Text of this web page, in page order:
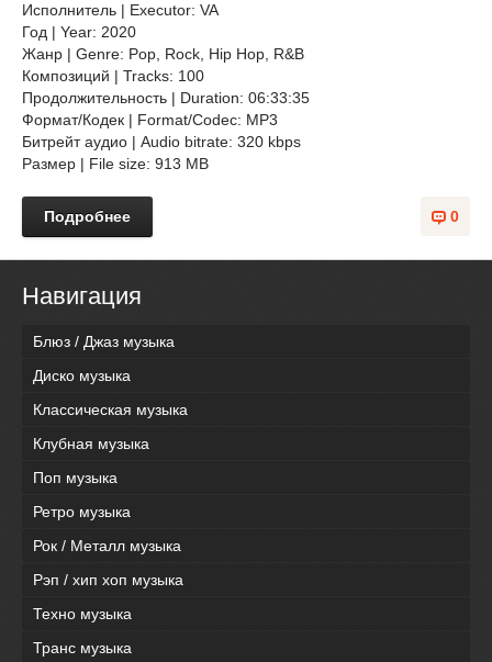
Исполнитель | Executor: VA
Год | Year: 2020
Жанр | Genre: Pop, Rock, Hip Hop, R&B
Композиций | Tracks: 100
Продолжительность | Duration: 06:33:35
Формат/Кодек | Format/Codec: MP3
Битрейт аудио | Audio bitrate: 320 kbps
Размер | File size: 913 MB
0
Подробнее
Навигация
Блюз / Джаз музыка
Диско музыка
Классическая музыка
Клубная музыка
Поп музыка
Ретро музыка
Рок / Металл музыка
Рэп / хип хоп музыка
Техно музыка
Транс музыка